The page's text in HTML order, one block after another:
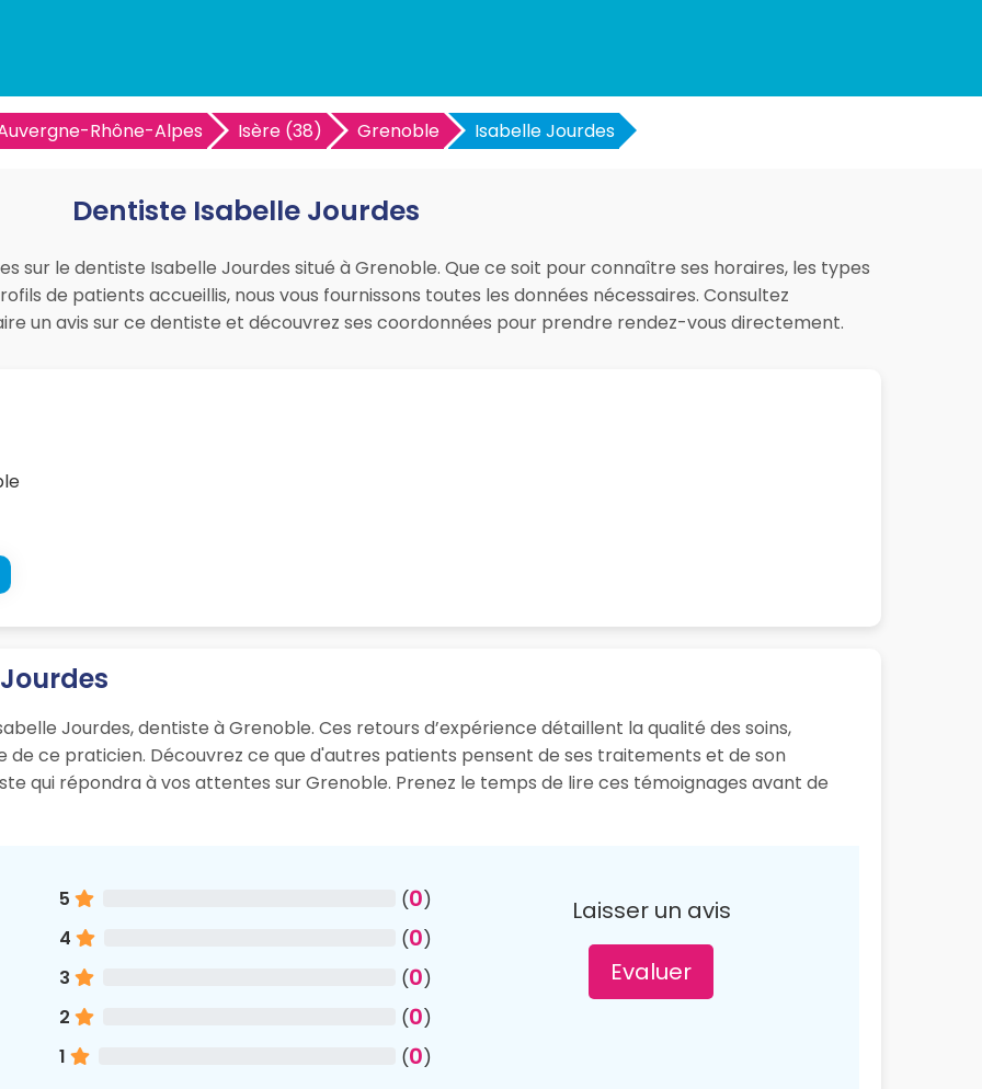
Rhône-Alpes Isère (38) Grenoble Isabelle Jourdes
Dentiste Isabelle Jourdes
sur le dentiste Isabelle Jourdes situé à Grenoble. Que ce soit pour connaître ses horaires, les types
de patients accueillis, nous vous fournissons toutes les données nécessaires. Consultez
un avis sur ce dentiste et découvrez ses coordonnées pour prendre rendez-vous directement.
Jourdes, dentiste à Grenoble. Ces retours d’expérience détaillent la qualité des soins,
de ce praticien. Découvrez ce que d'autres patients pensent de ses traitements et de son
qui répondra à vos attentes sur Grenoble. Prenez le temps de lire ces témoignages avant de
5 (0)
4
(0)
3
(0)
2
(0)
1
(0)
Laisser un avis
Evaluer